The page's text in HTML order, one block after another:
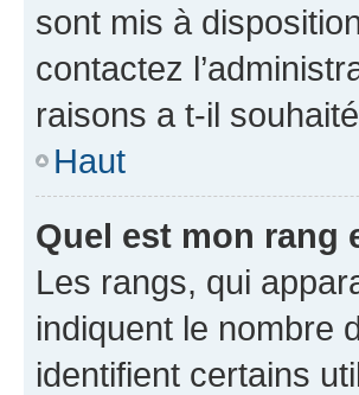
sont mis à
contactez
raisons a t-il
Haut
Quel est mon rang
Les rangs, qui
indiquent le nombre
identifient certains